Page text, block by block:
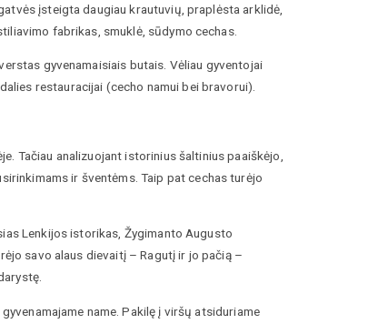
įsteigta daugiau krautuvių, praplėsta arklidė,
fabrikas, smuklė, sūdymo cechas.
gyvenamaisiais butais. Vėliau gyventojai
restauracijai (cecho namui bei bravorui).
Tačiau analizuojant istorinius šaltinius paaiškėjo,
ir šventėms. Taip pat cechas turėjo
Lenkijos istorikas, Žygimanto Augusto
savo alaus dievaitį – Ragutį ir jo pačią –
name. Pakilę į viršų atsiduriame